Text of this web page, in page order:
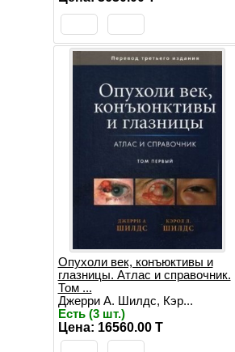
Опухоли век, конъюктивы и
глазницы. Атлас и справочник.
Том ...
Джерри А. Шилдс, Кэр...
Есть (3 шт.)
Цена: 16560.00 T